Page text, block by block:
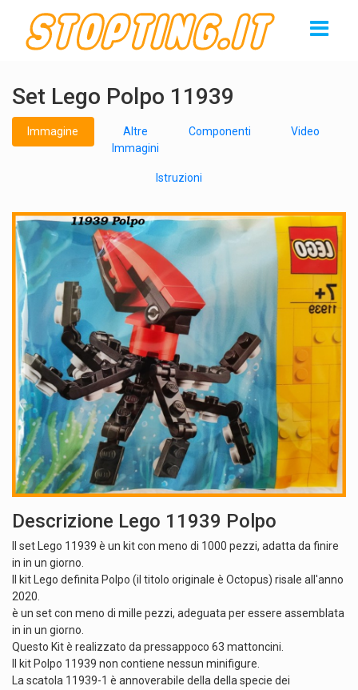
Set Lego Polpo 11939
Immagine
Altre
Immagini
Componenti Video
Istruzioni
Descrizione Lego 11939 Polpo
Il set Lego 11939 è un kit con meno di 1000 pezzi, adatta da finire
in in un giorno.
Il kit Lego definita Polpo (il titolo originale è Octopus) risale all'anno
2020.
è un set con meno di mille pezzi, adeguata per essere assemblata
in in un giorno.
Questo Kit è realizzato da pressappoco 63 mattoncini.
Il kit Polpo 11939 non contiene nessun minifigure.
La scatola 11939-1 è annoverabile della della specie dei